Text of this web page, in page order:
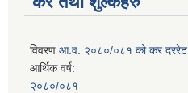
विवरण आ.व. २०८०/०८१ को कर दररेट
आर्थिक वर्ष:
२०८०/०८१